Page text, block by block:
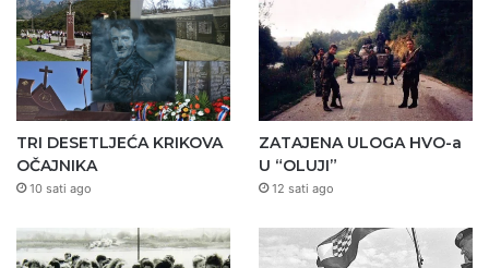
TRI DESETLJEĆA KRIKOVA
OČAJNIKA
10 sati ago
ZATAJENA ULOGA HVO-a
U “OLUJI”
12 sati ago